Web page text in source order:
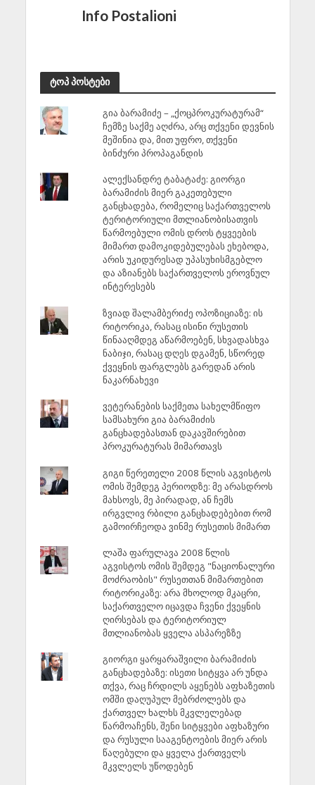
Info Postalioni
ტოპ პოსტები
გია ბარამიძე – „ქოცპროკურატურამ“
ჩემზე საქმე აღძრა, არც თქვენი დევნის
მეშინია და, მით უფრო, თქვენი
ბინძური პროპაგანდის
ალექსანდრე ტაბატაძე: გიორგი
ბარამიძის მიერ გაკეთებული
განცხადება, რომელიც საქართველოს
ტერიტორიული მთლიანობისათვის
წარმოებული ომის დროს ტყვეების
მიმართ დამოკიდებულებას ეხებოდა,
არის უკიდურესად უპასუხისმგებლო
და აზიანებს საქართველოს ეროვნულ
ინტერესებს
ზვიად შალამბერიძე ოპოზიციაზე: ის
რიტორიკა, რასაც ისინი რუსეთის
წინააღმდეგ აწარმოებენ, სხვადასხვა
ნაბიჯი, რასაც დღეს დგამენ, სწორედ
ქვეყნის ფარგლებს გარედან არის
ნაკარნახევი
ვეტერანების საქმეთა სახელმწიფო
სამსახური გია ბარამიძის
განცხადებასთან დაკავშირებით
პროკურატურას მიმართავს
გიგი წერეთელი 2008 წლის აგვისტოს
ომის შემდეგ პერიოდზე: მე არასდროს
მახსოვს, მე პირადად, ან ჩემს
ირგვლივ რბილი განცხადებებით რომ
გამოირჩეოდა ვინმე რუსეთის მიმართ
ლაშა ფარულავა 2008 წლის
აგვისტოს ომის შემდეგ "ნაციონალური
მოძრაობის" რუსეთთან მიმართებით
რიტორიკაზე: არა მხოლოდ მკაცრი,
საქართველო იცავდა ჩვენი ქვეყნის
ღირსებას და ტერიტორიულ
მთლიანობას ყველა ასპარეზზე
გიორგი ყარყარაშვილი ბარამიძის
განცხადებაზე: ისეთი სიტყვა არ უნდა
თქვა, რაც ჩრდილს აყენებს აფხაზეთის
ომში დაღუპულ მებრძოლებს და
ქართველ ხალხს მკვლელებად
წარმოაჩენს, შენი სიტყვები აფხაზური
და რუსული სააგენტოების მიერ არის
წაღებული და ყველა ქართველს
მკვლელს უწოდებენ